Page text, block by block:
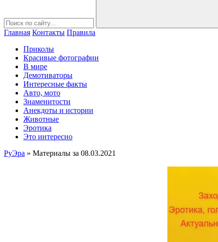
Главная Контакты Правила
Приколы
Красивые фотографии
В мире
Демотиваторы
Интересные факты
Авто, мото
Знаменитости
Анекдоты и истории
Животные
Эротика
Это интересно
РуЭра » Материалы за 08.03.2021